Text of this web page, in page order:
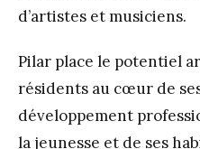
d’artistes et musiciens.
Pilar place le potentiel
résidents au cœur de
développement
la jeunesse et de ses